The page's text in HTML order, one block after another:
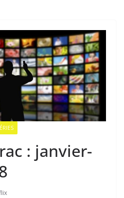
: janvier-